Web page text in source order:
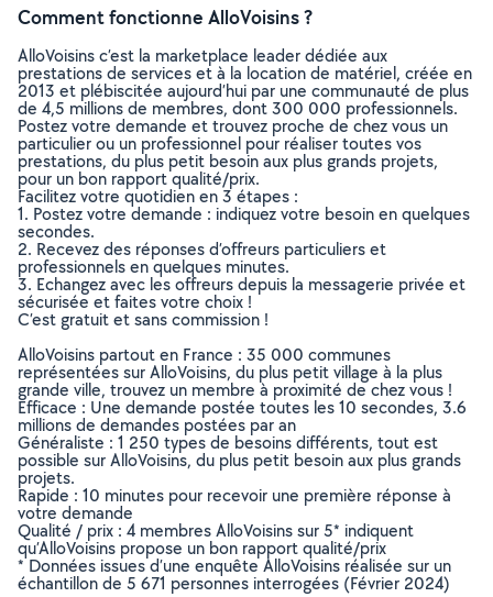
Comment fonctionne AlloVoisins ?
AlloVoisins c’est la marketplace leader dédiée aux
prestations de services et à la location de matériel, créée en
2013 et plébiscitée aujourd’hui par une communauté de plus
de 4,5 millions de membres, dont 300 000 professionnels.
Postez votre demande et trouvez proche de chez vous un
particulier ou un professionnel pour réaliser toutes vos
prestations, du plus petit besoin aux plus grands projets,
pour un bon rapport qualité/prix.
Facilitez votre quotidien en 3 étapes :
1. Postez votre demande : indiquez votre besoin en quelques
secondes.
2. Recevez des réponses d’offreurs particuliers et
professionnels en quelques minutes.
3. Echangez avec les offreurs depuis la messagerie privée et
sécurisée et faites votre choix !
C’est gratuit et sans commission !
AlloVoisins partout en France : 35 000 communes
représentées sur AlloVoisins, du plus petit village à la plus
grande ville, trouvez un membre à proximité de chez vous !
Efficace : Une demande postée toutes les 10 secondes, 3.6
millions de demandes postées par an
Généraliste : 1 250 types de besoins différents, tout est
possible sur AlloVoisins, du plus petit besoin aux plus grands
projets.
Rapide : 10 minutes pour recevoir une première réponse à
votre demande
Qualité / prix : 4 membres AlloVoisins sur 5* indiquent
qu’AlloVoisins propose un bon rapport qualité/prix
* Données issues d’une enquête AlloVoisins réalisée sur un
échantillon de 5 671 personnes interrogées (Février 2024)